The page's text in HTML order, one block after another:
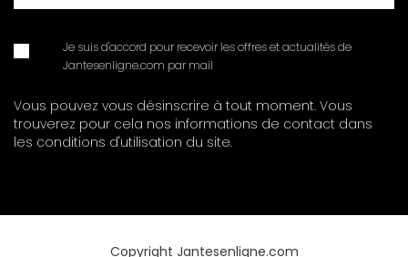
Je suis d'accord pour recevoir les offres et actualités de
Jantesenligne.com par mail
Vous pouvez vous désinscrire à tout moment. Vous
trouverez pour cela nos informations de contact dans
les conditions d'utilisation du site.
Copyright Jantesenligne.com